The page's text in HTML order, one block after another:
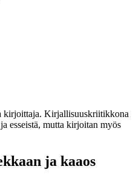
kirjoittaja. Kirjallisuuskriitikkona
esseistä, mutta kirjoitan myös
ja kaaos